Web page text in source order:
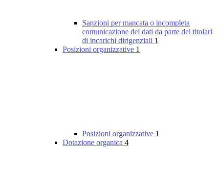
Sanzioni per mancata o incompleta
comunicazione dei dati da parte dei titolari
di incarichi dirigenziali 1
Posizioni organizzative 1
Posizioni organizzative 1
Dotazione organica 4